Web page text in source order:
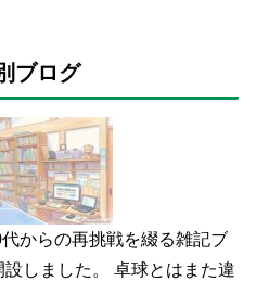
ブログ
からの再挑戦を綴る雑記ブ
しました。 卓球とはまた違